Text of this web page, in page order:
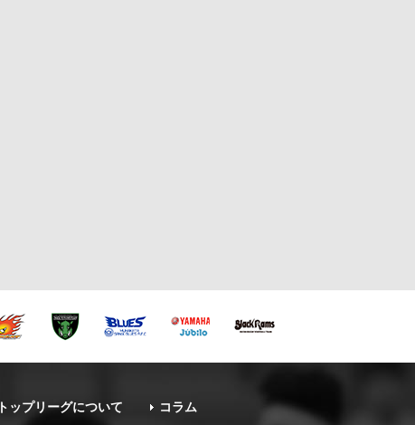
トップリーグについて コラム